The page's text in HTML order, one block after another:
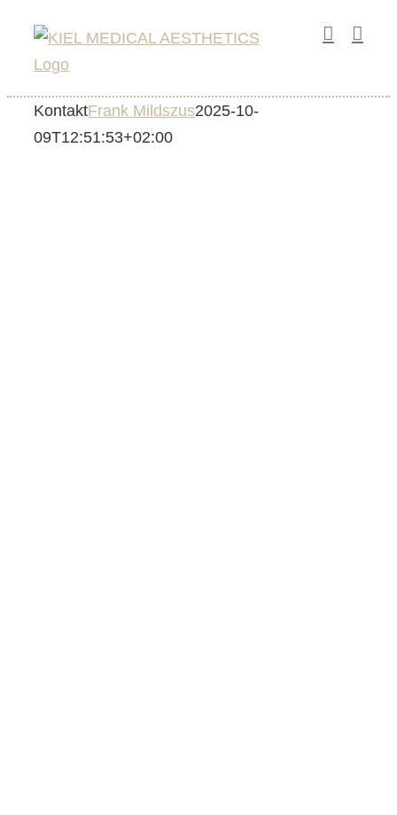
springen
KontaktFrank Mildszus2025-10-
09T12:51:53+02:00